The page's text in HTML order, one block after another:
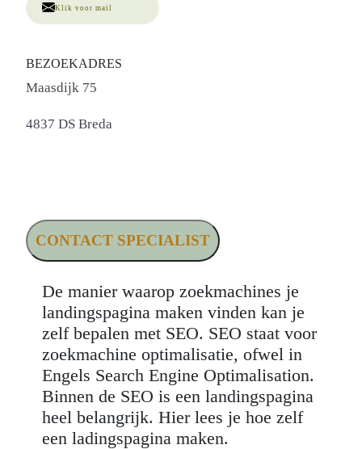
Klik voor mail
BEZOEKADRES
Maasdijk 75
4837 DS Breda
CONTACT SPECIALIST
De manier waarop zoekmachines je
landingspagina maken vinden kan je
zelf bepalen met SEO. SEO staat voor
zoekmachine optimalisatie, ofwel in
Engels Search Engine Optimalisation.
Binnen de SEO is een landingspagina
heel belangrijk. Hier lees je hoe zelf
een ladingspagina maken.